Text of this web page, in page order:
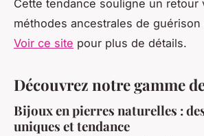
Cette tendance souligne un retour
méthodes ancestrales de
Voir ce site pour plus de détails.
Découvrez notre gamme
Bijoux en pierres naturelles :
uniques et tendance